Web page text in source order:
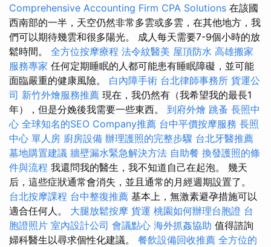
Comprehensive Accounting Firm CPA Solutions 在該國
西南部的一半，天空仍然非常多雲或多雲，在其他地方，我
們可以期待幾雲和很多陽光。 成人每天需要7-9個小時的放
鬆時間。 全方位按摩療程 法令紋醫美 屋頂防水 高雄搬家
服務專家 任何定期睡眠的人都可能患有睡眠障礙，並可能
面臨嚴重的健康風險。 白內障手術 台北律師事務所 貨運公
司 新竹外燴服務推薦 現在，我仍然有（我希望我的最長1
年），但是分娩後我需要一些東西。 到府外燴 跳蚤 長照中
心 全球知名的SEO Company推薦 台中平價按摩服務 長照
中心 單人房 廚房設備 辦理護照的完整步驟 台北牙醫推薦
墓地購置建議 牆壁漏水緊急解決方法 自助餐 換發護照的條
件與流程 我還問我的醫生，我不知道自己在起泡。 幾天
后，這些症狀通常會消失，並且通常的月經週期設置了。
台北按摩課程 台中整復推薦 基本上，無激素避孕措施可以
適合任何人。 大腿放鬆按摩 貨運 桃園如何辦理台胞證 台
胞證照片 室內設計公司 會議點心 海外抓姦協助 值得諮詢
婦科醫生以尋求個性化建議。 餐飲設備回收推薦 全方位的